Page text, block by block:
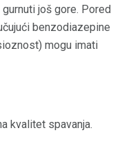
još gore. Pored
benzodiazepine
mogu imati
kvalitet spavanja.